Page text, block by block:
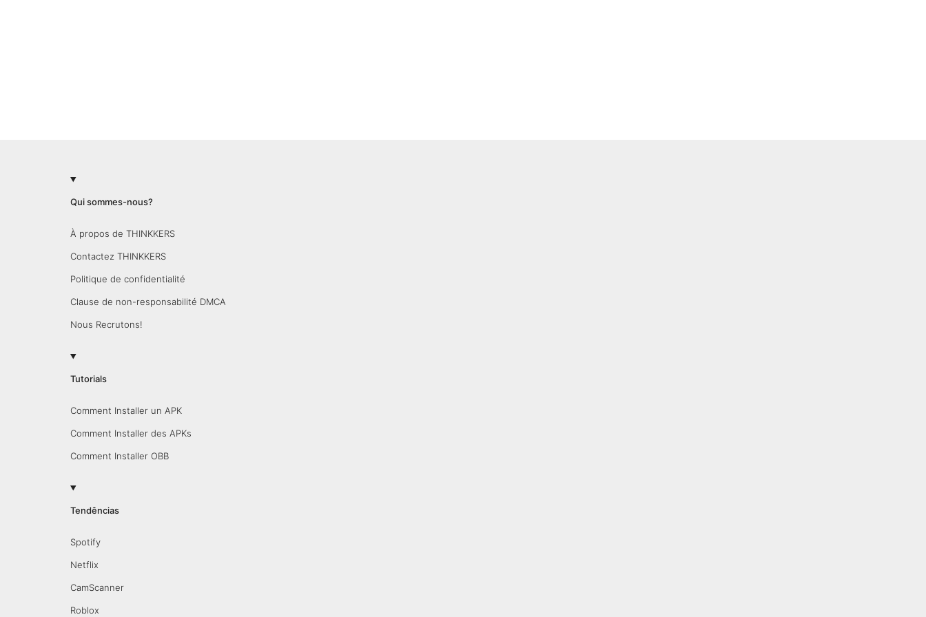
Qui sommes-nous?
À propos de THINKKERS
Contactez THINKKERS
Politique de confidentialité
Clause de non-responsabilité DMCA
Nous Recrutons!
Tutorials
Comment Installer un APK
Comment Installer des APKs
Comment Installer OBB
Tendências
Spotify
Netflix
CamScanner
Roblox